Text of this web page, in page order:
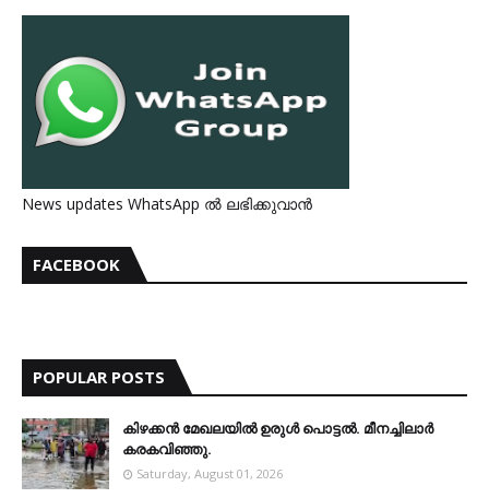
News updates WhatsApp ൽ ലഭിക്കുവാൻ
FACEBOOK
POPULAR POSTS
കിഴക്കന്‍ മേഖലയില്‍ ഉരുള്‍ പൊട്ടല്‍. മീനച്ചിലാര്‍
കരകവിഞ്ഞു.
Saturday, August 01, 2026